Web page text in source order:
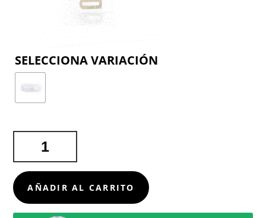
WEBCAM
ANTIBACTERIANO
HISLOT
CANTIDAD
AÑADIR AL CARRITO